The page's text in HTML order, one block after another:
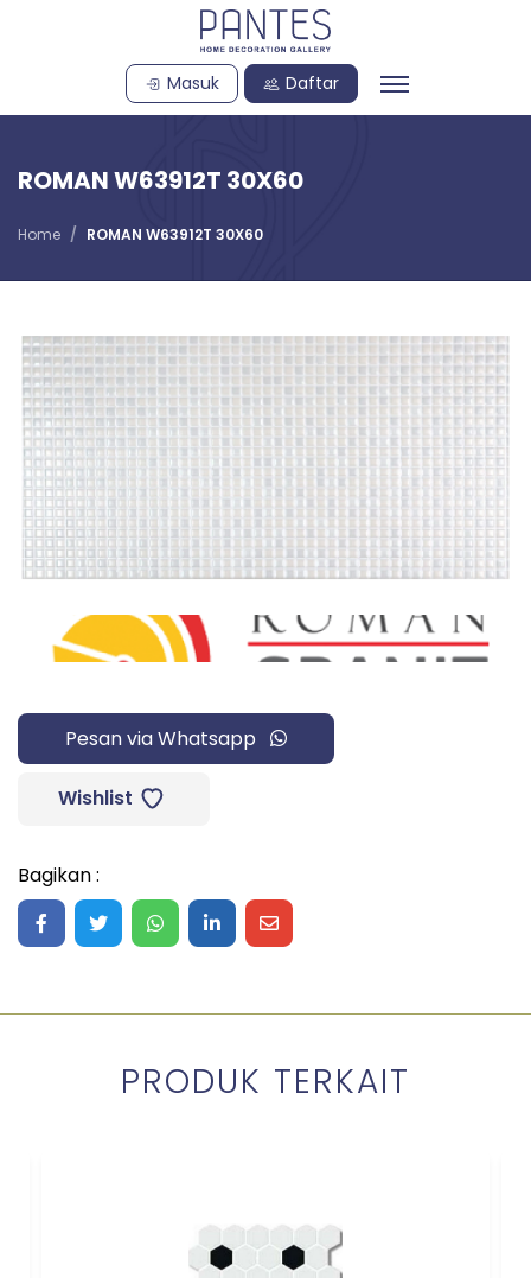
Masuk Daftar
ROMAN W63912T 30X60
Home ROMAN W63912T 30X60
Pesan via Whatsapp
Wishlist
Bagikan :
Share on Facebook
Share on Twitter
Share on WhatsApp
Share on LinkedIn
Share on Mail
PRODUK TERKAIT